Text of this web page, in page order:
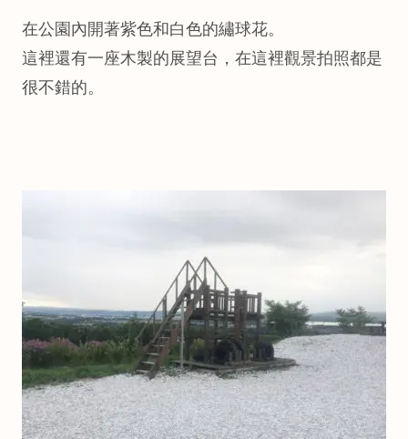
在公園內開著紫色和白色的繡球花。
這裡還有一座木製的展望台，在這裡觀景拍照都是
很不錯的。